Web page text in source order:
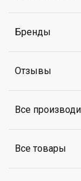
Бренды
Отзывы
Все
Все товары